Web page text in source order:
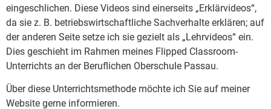
eingeschlichen. Diese Videos sind einerseits „Erklärvideos“,
da sie z. B. betriebswirtschaftliche Sachverhalte erklären; auf
der anderen Seite setze ich sie gezielt als „Lehrvideos“ ein.
Dies geschieht im Rahmen meines Flipped Classroom-
Unterrichts an der Beruflichen Oberschule Passau.
Über diese Unterrichtsmethode möchte ich Sie auf meiner
Website gerne informieren.